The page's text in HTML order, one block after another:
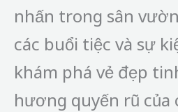
nhấn trong sân
các buổi tiệc và sự
khám phá vẻ đẹp
hương quyến rũ của